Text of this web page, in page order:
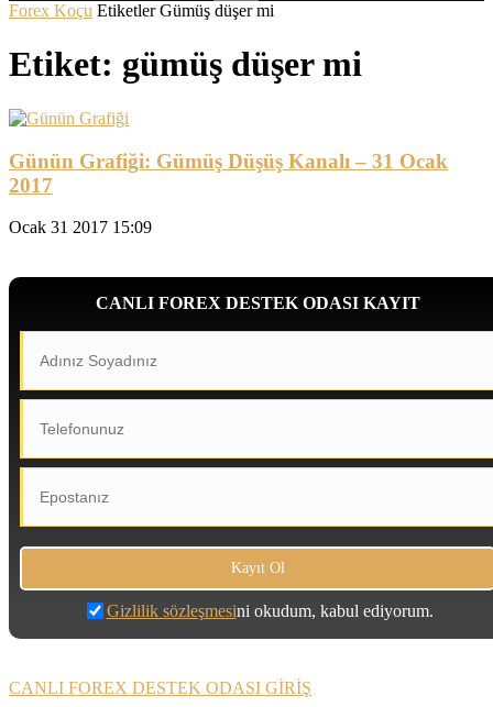
Forex Koçu Etiketler Gümüş düşer mi
Etiket: gümüş düşer mi
Günün Grafiği: Gümüş Düşüş Kanalı – 31 Ocak
2017
Ocak 31 2017 15:09
CANLI FOREX DESTEK ODASI KAYIT
Gizlilik sözleşmesini okudum, kabul ediyorum.
CANLI FOREX DESTEK ODASI GİRİŞ